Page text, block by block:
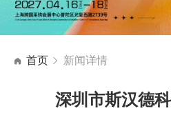
首页 新闻详情
深圳市斯汉德